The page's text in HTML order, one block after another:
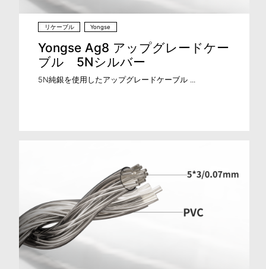
リケーブル Yongse
Yongse Ag8 アップグレードケー
ブル 5Nシルバー
5N純銀を使用したアップグレードケーブル ...